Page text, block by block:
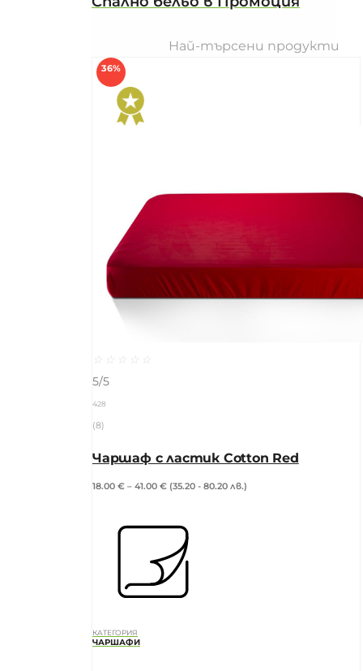
Най-търсени продукти
36%
☆ ☆ ☆ ☆
☆
5/5
428
(8)
Чаршаф с ластик Cotton Red
18.00 € – 41.00 € (35.20 - 80.20 лв.)
КАТЕГОРИЯ
ЧАРШАФИ